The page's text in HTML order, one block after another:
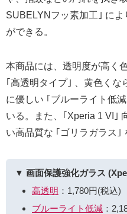
SUBELYNフッ素加工｣ に
ができる。
本商品には、透明度が高く
｢高透明タイプ｣ 、黄色くな
に優しい ｢ブルーライト低
いる。また、｢Xperia 1 VI｣
い高品質な ｢ゴリラガラス｣
▼ 画面保護強化ガラス
高透明 ：1,780円(税込)
ブルーライト低減 ：